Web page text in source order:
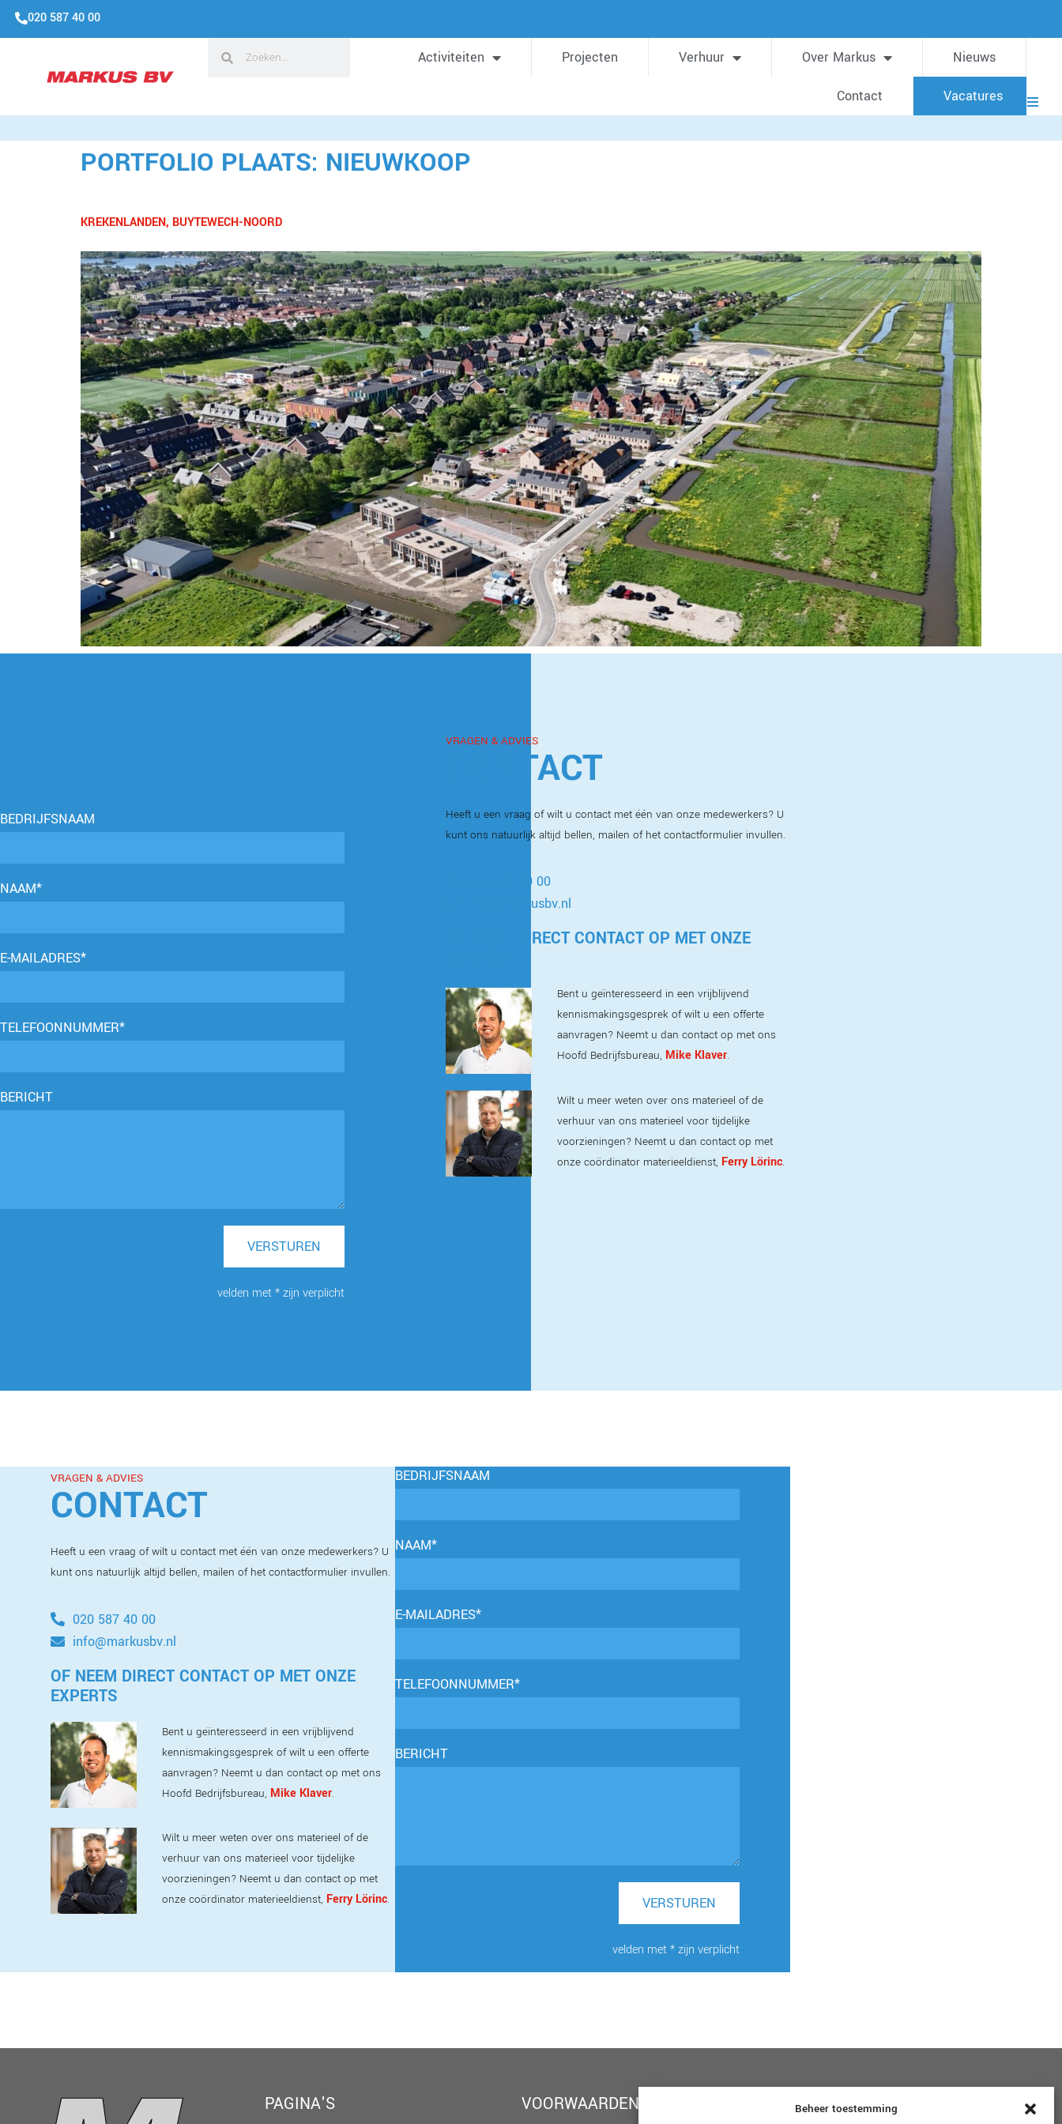
Beheer toestemming
020 587 40 00
Activiteiten Projecten Verhuur Over Markus Nieuws
Contact Vacatures
PORTFOLIO PLAATS: NIEUWKOOP
KREKENLANDEN, BUYTEWECH-NOORD
BEDRIJFSNAAM
NAAM*
E-MAILADRES*
TELEFOONNUMMER*
BERICHT
VERSTUREN
velden met * zijn verplicht
VRAGEN & ADVIES
CONTACT
Heeft u een vraag of wilt u contact met één van onze medewerkers? U
kunt ons natuurlijk altijd bellen, mailen of het contactformulier invullen.
020 587 40 00
info@markusbv.nl
OF NEEM DIRECT CONTACT OP MET ONZE
Bent u geïnteresseerd in een vrijblijvend
kennismakingsgesprek of wilt u een offerte
aanvragen? Neemt u dan contact op met ons
Hoofd Bedrijfsbureau, Mike Klaver.
Wilt u meer weten over ons materieel of de
verhuur van ons materieel voor tijdelijke
voorzieningen? Neemt u dan contact op met
onze coördinator materieeldienst, Ferry Lörinc.
VRAGEN & ADVIES
CONTACT
Heeft u een vraag of wilt u contact met één van onze medewerkers? U
kunt ons natuurlijk altijd bellen, mailen of het contactformulier invullen.
020 587 40 00
info@markusbv.nl
OF NEEM DIRECT CONTACT OP MET ONZE
EXPERTS
Bent u geïnteresseerd in een vrijblijvend
kennismakingsgesprek of wilt u een offerte
aanvragen? Neemt u dan contact op met ons
Hoofd Bedrijfsbureau, Mike Klaver.
Wilt u meer weten over ons materieel of de
verhuur van ons materieel voor tijdelijke
voorzieningen? Neemt u dan contact op met
onze coördinator materieeldienst, Ferry Lörinc.
BEDRIJFSNAAM
NAAM*
E-MAILADRES*
TELEFOONNUMMER*
BERICHT
VERSTUREN
velden met * zijn verplicht
PAGINA'S VOORWAARDEN VOLG ONS